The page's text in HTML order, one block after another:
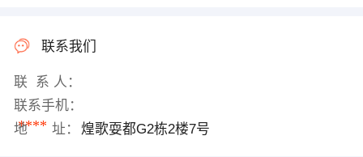
联系我们
联 系 人：
联系手机：
****
地 址： 煌歌耍都G2栋2楼7号